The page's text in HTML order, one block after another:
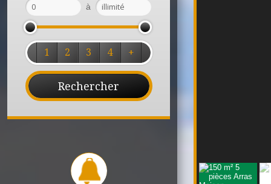
à
1 2 3 4 +